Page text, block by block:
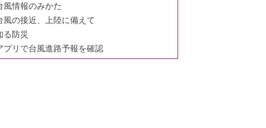
風情報のみかた
風の接近、上陸に備えて
る防災
プリで台風進路予報を確認